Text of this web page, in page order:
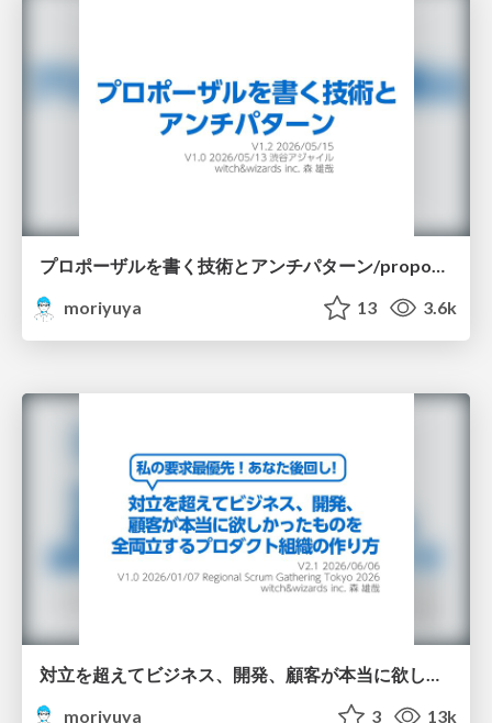
プロポーザルを書く技術とアンチパターン/proposal-writing-and-antipatterns
moriyuya
13 3.6k
対立を超えてビジネス、開発、顧客が本当に欲しかったものを全両立するプロダクト組織の作り方/trade-off basic rsgt2026
moriyuya
3 13k